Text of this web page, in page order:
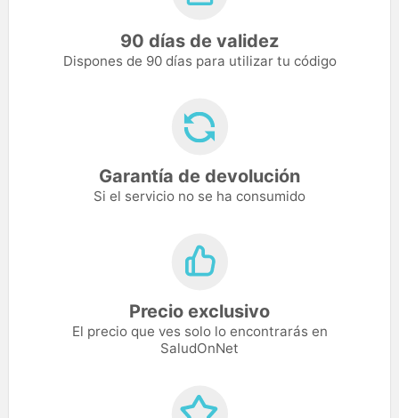
90 días de validez
Dispones de 90 días para utilizar tu código
Garantía de devolución
Si el servicio no se ha consumido
Precio exclusivo
El precio que ves solo lo encontrarás en
SaludOnNet